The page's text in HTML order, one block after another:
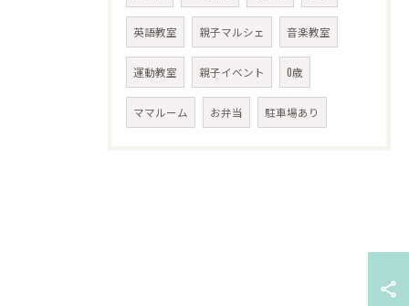
英語教室 親子マルシェ 音楽教室
運動教室 親子イベント 0歳
ママルーム お弁当 駐車場あり